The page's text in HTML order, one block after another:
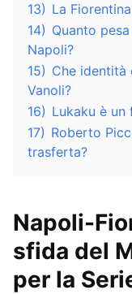
13) La
14) Quanto
Napoli?
15) Che identità
Vanoli?
16) Lukaku è
17) Roberto
trasferta?
Napoli-
sfida del
per la